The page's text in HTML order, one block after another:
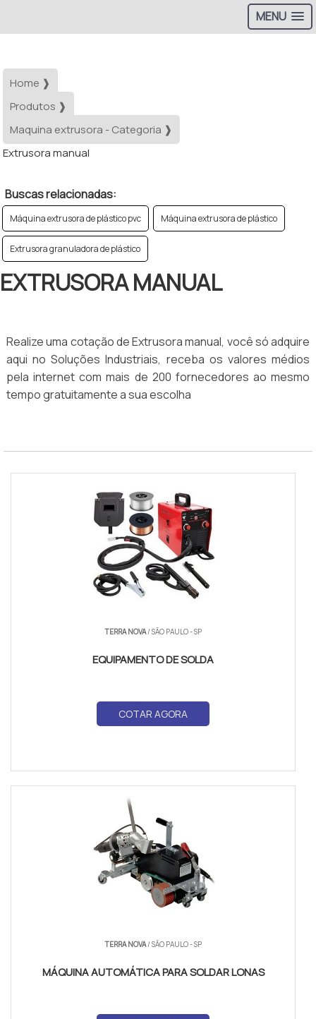
MENU
Home ❱
Produtos ❱
Maquina extrusora - Categoria ❱
Extrusora manual
Buscas relacionadas:
Máquina extrusora de plástico pvc Máquina extrusora de plástico
Extrusora granuladora de plástico
EXTRUSORA MANUAL
Realize uma cotação de Extrusora manual, você só adquire
aqui no Soluções Industriais, receba os valores médios
pela internet com mais de 200 fornecedores ao mesmo
tempo gratuitamente a sua escolha
TERRA NOVA/ SÃO PAULO - SP
EQUIPAMENTO DE SOLDA
COTAR AGORA
TERRA NOVA/ SÃO PAULO - SP
MÁQUINA AUTOMÁTICA PARA SOLDAR LONAS